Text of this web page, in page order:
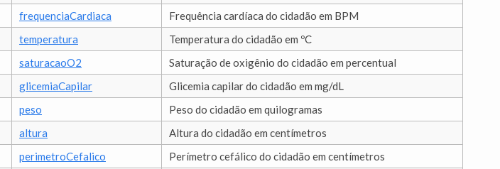
frequenciaCardiaca
Frequência cardíaca do cidadão em BPM
temperatura
Temperatura do cidadão em ºC
saturacaoO2
Saturação de oxigênio do cidadão em percentual
glicemiaCapilar
Glicemia capilar do cidadão em mg/dL
peso
Peso do cidadão em quilogramas
altura
Altura do cidadão em centímetros
perimetroCefalico
Perímetro cefálico do cidadão em centímetros